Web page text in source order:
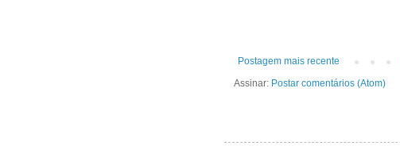
Postagem mais recente
Assinar: Postar comentários (Atom)